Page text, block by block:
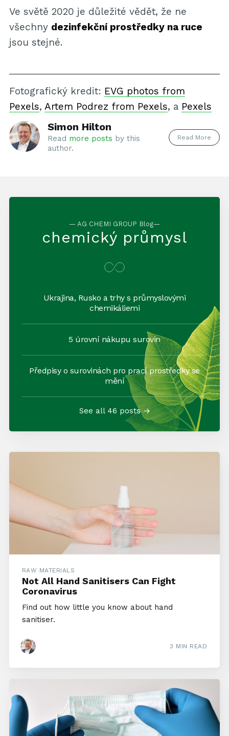
Ve světě 2020 je důležité vědět, že ne
všechny dezinfekční prostředky na ruce
jsou stejné.
Fotografický kredit: EVG photos from
Pexels, Artem Podrez from Pexels, a Pexels
Simon Hilton
Read more posts by this
author.
Read More
— AG CHEMI GROUP Blog—
chemický průmysl
Ukrajina, Rusko a trhy s průmyslovými
chemikáliemi
5 úrovní nákupu surovin
Předpisy o surovinách pro prací prostředky se
mění
See all 46 posts →
RAW MATERIALS
Not All Hand Sanitisers Can Fight
Coronavirus
Find out how little you know about hand
sanitiser.
3 MIN READ